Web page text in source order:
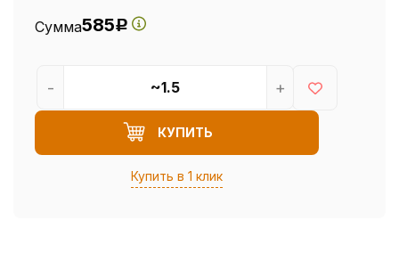
Сумма585Р
КУПИТЬ
Купить в 1 клик
- +